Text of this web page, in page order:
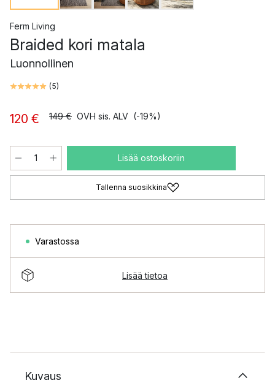
Ferm Living
Braided kori matala
Luonnollinen
(5)
120 € 149 € OVH sis. ALV (-19%)
Lisää ostoskoriin
Tallenna suosikkina
Varastossa
Lisää tietoa
Kuvaus